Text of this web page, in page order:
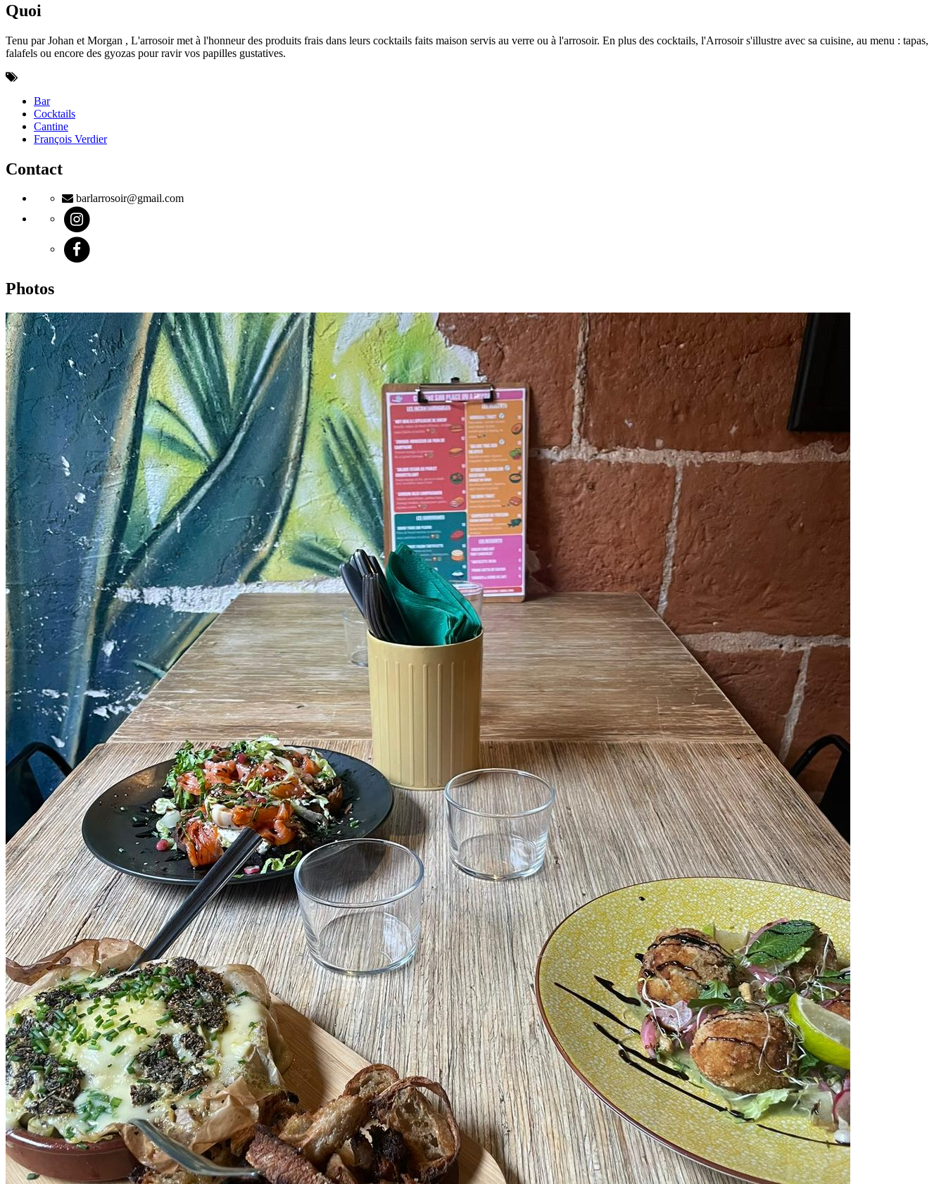
Quoi
Tenu par Johan et Morgan , L'arrosoir met à l'honneur des produits frais dans leurs cocktails faits maison servis au verre ou à l'arrosoir. En plus des cocktails, l'Arrosoir s'illustre avec sa cuisine, au menu : tapas,
falafels ou encore des gyozas pour ravir vos papilles gustatives.
Bar
Cocktails
Cantine
François Verdier
Contact
barlarrosoir@gmail.com
Photos